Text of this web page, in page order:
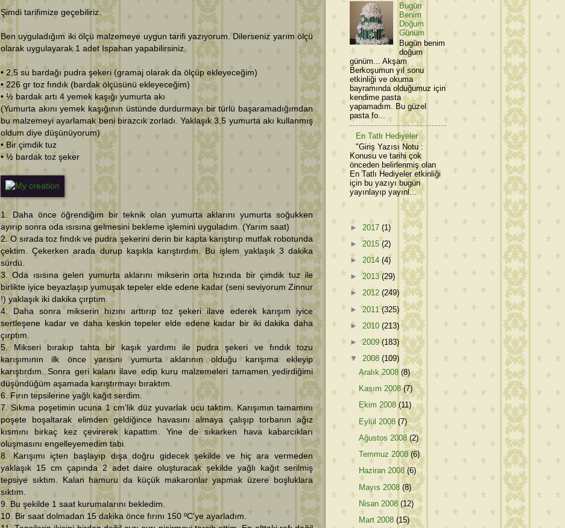
Şimdi tarifimize geçebiliriz.
Ben uyguladığım iki ölçü malzemeye uygun tarifi yazıyorum. Dilerseniz yarım ölçü
olarak uygulayarak 1 adet Ispahan yapabilirsiniz.
• 2,5 su bardağı pudra şekeri (gramaj olarak da ölçüp ekleyeceğim)
• 226 gr toz fındık (bardak ölçüsünü ekleyeceğim)
• ½ bardak artı 4 yemek kaşığı yumurta akı
(Yumurta akını yemek kaşığının üstünde durdurmayı bir türlü başaramadığımdan
bu malzemeyi ayarlamak beni birazcık zorladı. Yaklaşık 3,5 yumurta akı kullanmış
oldum diye düşünüyorum)
• Bir çimdik tuz
• ½ bardak toz şeker
1. Daha önce öğrendiğim bir teknik olan yumurta aklarını yumurta soğukken
ayırıp sonra oda ısısına gelmesini bekleme işlemini uyguladım. (Yarım saat)
2. O sırada toz fındık ve pudra şekerini derin bir kapta karıştırıp mutfak robotunda
çektim. Çekerken arada durup kaşıkla karıştırdım. Bu işlem yaklaşık 3 dakika
sürdü.
3. Oda ısısına gelen yumurta aklarını mikserin orta hızında bir çimdik tuz ile
birlikte iyice beyazlaşıp yumuşak tepeler elde edene kadar (seni seviyorum Zinnur
!) yaklaşık iki dakika çırptım.
4. Daha sonra mikserin hızını arttırıp toz şekeri ilave ederek karışım iyice
sertleşene kadar ve daha keskin tepeler elde edene kadar bir iki dakika daha
çırptım.
5. Mikseri bırakıp tahta bir kaşık yardımı ile pudra şekeri ve fındık tozu
karışımının ilk önce yarısını yumurta aklarının olduğu karışıma ekleyip
karıştırdım. Sonra geri kalanı ilave edip kuru malzemeleri tamamen yedirdiğimi
düşündüğüm aşamada karıştırmayı bıraktım.
6. Fırın tepsilerine yağlı kağıt serdim.
7. Sıkma poşetimin ucuna 1 cm’lik düz yuvarlak ucu taktım. Karışımın tamamını
poşete boşaltarak elimden geldiğince havasını almaya çalışıp torbanın ağız
kısmını birkaç kez çevirerek kapattım. Yine de sıkarken hava kabarcıkları
oluşmasını engelleyemedim tabi.
8. Karışımı içten başlayıp dışa doğru gidecek şekilde ve hiç ara vermeden
yaklaşık 15 cm çapında 2 adet daire oluşturacak şekilde yağlı kağıt serilmiş
tepsiye sıktım. Kalan hamuru da küçük makaronlar yapmak üzere boşluklara
sıktım.
9. Bu şekilde 1 saat kurumalarını bekledim.
10. Bir saat dolmadan 15 dakika önce fırını 150 ºC’ye ayarladım.
Bugün
Benim
Doğum
Günüm
Bugün benim
doğum
günüm... Akşam
Berkoşumun yıl sonu
etkinliği ve okuma
bayramında olduğumuz için
kendime pasta
yapamadım. Bu güzel
pasta fo...
En Tatlı Hediyeler
"Giriş Yazısı Notu :
Konusu ve tarihi çok
önceden belirlenmiş olan
En Tatlı Hediyeler etkinliği
için bu yazıyı bugün
yayınlayıp yayınl...
► 2017 (1)
►2015(2)
► 2014 (4)
►2013(29)
► 2012 (249)
►2011(325)
► 2010 (213)
►2009(183)
▼ 2008 (109)
Aralık 2008(8)
Kasım 2008(7)
Ekim 2008(11)
Eylül 2008(7)
Ağustos 2008(2)
Temmuz 2008(6)
Haziran 2008(6)
Mayıs 2008(8)
Nisan 2008(12)
Mart 2008(15)